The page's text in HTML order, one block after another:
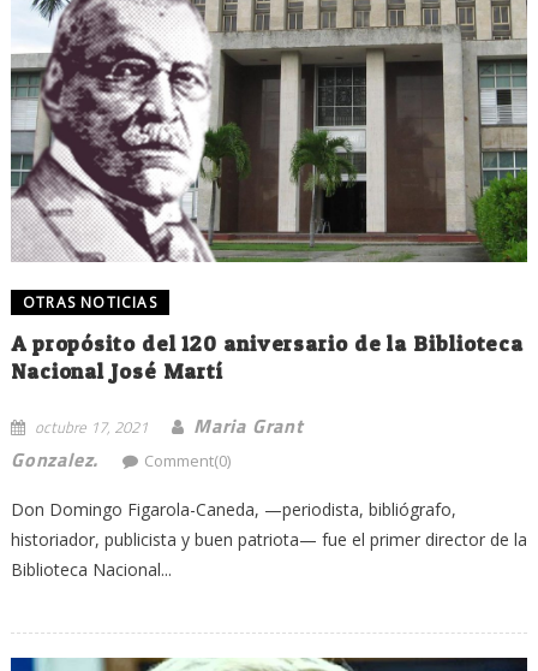
OTRAS NOTICIAS
A propósito del 120 aniversario de la Biblioteca
Nacional José Martí
octubre 17, 2021
Maria Grant
Gonzalez.
Comment(0)
Don Domingo Figarola-Caneda, —periodista, bibliógrafo,
historiador, publicista y buen patriota— fue el primer director de la
Biblioteca Nacional...